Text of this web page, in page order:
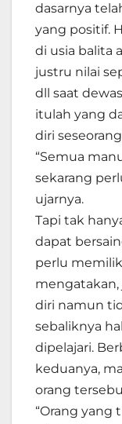
dasarnya
yang positif.
di usia balita
justru nilai
dll saat
itulah yang
diri
“Semua
sekarang
ujarnya.
Tapi tak
dapat
perlu
mengatakan,
diri namun
sebaliknya
dipelajari.
keduanya,
orang
“Orang yang